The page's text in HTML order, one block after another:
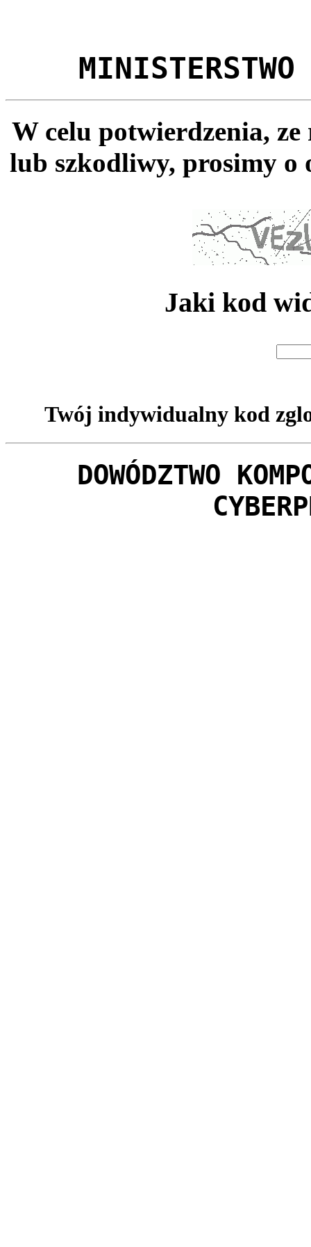
MINISTERSTWO
W celu potwierdzenia,
lub szkodliwy, prosimy o
Jaki kod
Twój indywidualny kod
DOWÓDZTWO